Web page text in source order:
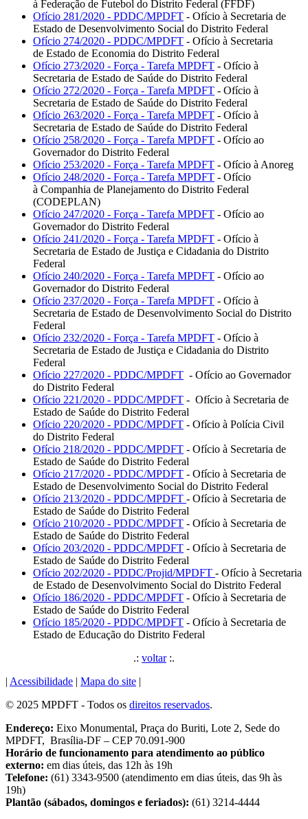
à Federação de Futebol do Distrito Federal (FFDF)
Ofício 281/2020 - PDDC/MPDFT - Ofício à Secretaria de
Estado de Desenvolvimento Social do Distrito Federal
Ofício 274/2020 - PDDC/MPDFT - Ofício à Secretaria
de Estado de Economia do Distrito Federal
Ofício 273/2020 - Força - Tarefa MPDFT - Ofício à
Secretaria de Estado de Saúde do Distrito Federal
Ofício 272/2020 - Força - Tarefa MPDFT - Ofício à
Secretaria de Estado de Saúde do Distrito Federal
Ofício 263/2020 - Força - Tarefa MPDFT - Ofício à
Secretaria de Estado de Saúde do Distrito Federal
Ofício 258/2020 - Força - Tarefa MPDFT - Ofício ao
Governador do Distrito Federal
Ofício 253/2020 - Força - Tarefa MPDFT - Ofício à Anoreg
Ofício 248/2020 - Força - Tarefa MPDFT - Ofício
à Companhia de Planejamento do Distrito Federal
(CODEPLAN)
Ofício 247/2020 - Força - Tarefa MPDFT - Ofício ao
Governador do Distrito Federal
Ofício 241/2020 - Força - Tarefa MPDFT - Ofício à
Secretaria de Estado de Justiça e Cidadania do Distrito
Federal
Ofício 240/2020 - Força - Tarefa MPDFT - Ofício ao
Governador do Distrito Federal
Ofício 237/2020 - Força - Tarefa MPDFT - Ofício à
Secretaria de Estado de Desenvolvimento Social do Distrito
Federal
Ofício 232/2020 - Força - Tarefa MPDFT - Ofício à
Secretaria de Estado de Justiça e Cidadania do Distrito
Federal
Ofício 227/2020 - PDDC/MPDFT - Ofício ao Governador
do Distrito Federal
Ofício 221/2020 - PDDC/MPDFT - Ofício à Secretaria de
Estado de Saúde do Distrito Federal
Ofício 220/2020 - PDDC/MPDFT - Ofício à Polícia Civil
do Distrito Federal
Ofício 218/2020 - PDDC/MPDFT - Ofício à Secretaria de
Estado de Saúde do Distrito Federal
Ofício 217/2020 - PDDC/MPDFT - Ofício à Secretaria de
Estado de Desenvolvimento Social do Distrito Federal
Ofício 213/2020 - PDDC/MPDFT - Ofício à Secretaria de
Estado de Saúde do Distrito Federal
Ofício 210/2020 - PDDC/MPDFT - Ofício à Secretaria de
Estado de Saúde do Distrito Federal
Ofício 203/2020 - PDDC/MPDFT - Ofício à Secretaria de
Estado de Saúde do Distrito Federal
Ofício 202/2020 - PDDC/Projid/MPDFT - Ofício à Secretaria
de Estado de Desenvolvimento Social do Distrito Federal
Ofício 186/2020 - PDDC/MPDFT - Ofício à Secretaria de
Estado de Saúde do Distrito Federal
Ofício 185/2020 - PDDC/MPDFT - Ofício à Secretaria de
Estado de Educação do Distrito Federal
.: voltar:.
| Acessibilidade | Mapa do site |
© 2025 MPDFT - Todos os direitos reservados.
Endereço: Eixo Monumental, Praça do Buriti, Lote 2, Sede do
MPDFT, Brasília-DF – CEP 70.091-900
Horário de funcionamento para atendimento ao público
externo: em dias úteis, das 12h às 19h
Telefone: (61) 3343-9500 (atendimento em dias úteis, das 9h às
19h)
Plantão (sábados, domingos e feriados): (61) 3214-4444